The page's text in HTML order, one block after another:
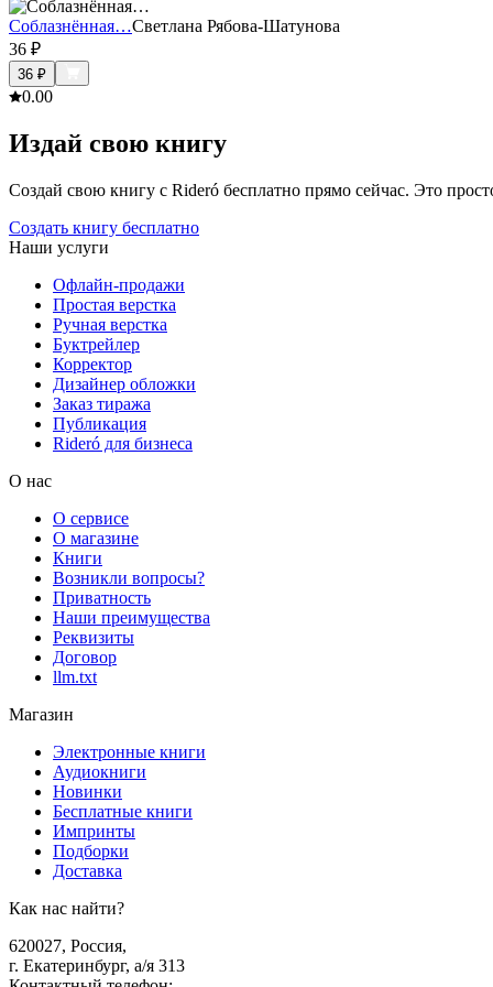
Соблазнённая…Светлана Рябова-Шатунова
36 ₽
36 ₽
0.00
Издай свою книгу
Создай свою книгу с Rideró бесплатно прямо сейчас. Это
Создать книгу бесплатно
Наши услуги
Офлайн-продажи
Простая верстка
Ручная верстка
Буктрейлер
Корректор
Дизайнер обложки
Заказ тиража
Публикация
Rideró для бизнеса
О нас
О сервисе
О магазине
Книги
Возникли вопросы?
Приватность
Наши преимущества
Реквизиты
Договор
llm.txt
Магазин
Электронные книги
Аудиокниги
Новинки
Бесплатные книги
Импринты
Подборки
Доставка
Как нас найти?
620027, Россия,
г. Екатеринбург, а/я 313